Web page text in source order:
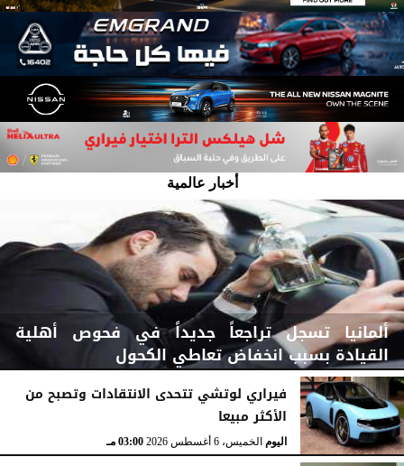
أخبار عالمية
ألمانيا تسجل تراجعاً جديداً في فحوص أهلية
القيادة بسبب انخفاض تعاطي الكحول
اليوم الخميس، 6 أغسطس 2026 03:15 مـ
فيراري لوتشي تتحدى الانتقادات وتصبح من
الأكثر مبيعا
اليومالخميس، 6 أغسطس 2026 03:00 مـ